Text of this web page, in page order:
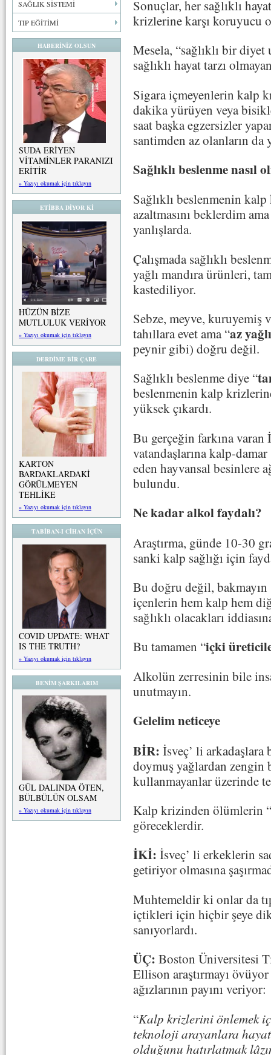
SAĞLIK SİSTEMİ
TIP EĞİTİMİ
HABERİNİZ OLSUN
SUDA ERİYEN
VİTAMİNLER PARANIZI
ERİTİR
» Yazıyı okumak için tıklayın
ETİBBA DİYOR Kİ
HÜZÜN BİZE
MUTLULUK VERİYOR
» Yazıyı okumak için tıklayın
DERDİME BİR ÇARE
KARTON
BARDAKLARDAKİ
GÖRÜLMEYEN
TEHLİKE
» Yazıyı okumak için tıklayın
TABİBAN-I CİHAN İÇÜN
COVID UPDATE: WHAT
IS THE TRUTH?
» Yazıyı okumak için tıklayın
BENİM ŞARKILARIM
GÜL DALINDA ÖTEN,
BÜLBÜLÜN OLSAM
» Yazıyı okumak için tıklayın
Sonuçlar, her sağlıklı
krizlerine karşı koruyucu
Mesela, “sağlıklı bir
sağlıklı hayat tarzı
Sigara içmeyenlerin kalp
dakika yürüyen veya
saat başka egzersizler
santimden az olanların da
Sağlıklı beslenme nasıl
Sağlıklı beslenmenin
azaltmasını beklerdim
yanlışlarda.
Çalışmada sağlıklı
yağlı mandıra ürünleri,
kastediliyor.
Sebze, meyve, kuruyemiş
tahıllara evet ama “az
peynir gibi) doğru değil.
Sağlıklı beslenme diye “
beslenmenin kalp
yüksek çıkardı.
Bu gerçeğin farkına varan
vatandaşlarına kalp-
eden hayvansal besinlere
bulundu.
Ne kadar alkol faydalı?
Araştırma, günde 10-30
sanki kalp sağlığı için
Bu doğru değil,
içenlerin hem kalp hem
sağlıklı olacakları
Bu tamamen “içki
Alkolün zerresinin bile
unutmayın.
Gelelim neticeye
BİR: İsveç’ li arkadaşlara
doymuş yağlardan
kullanmayanlar üzerinde
Kalp krizinden ölümlerin
göreceklerdir.
İKİ: İsveç’ li erkeklerin
getiriyor olmasına
Muhtemeldir ki onlar da
içtikleri için hiçbir şeye
sanıyorlardı.
ÜÇ: Boston Üniversitesi
Ellison araştırmayı övüyor
ağızlarının payını veriyor:
“Kalp krizlerini önlemek
teknoloji arayanlara
olduğunu hatırlatmak